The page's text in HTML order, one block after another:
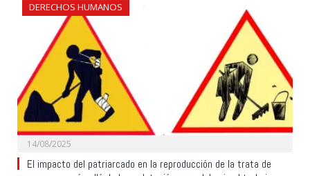
DERECHOS HUMANOS
14/08/2025
El impacto del patriarcado en la reproducción de la trata de